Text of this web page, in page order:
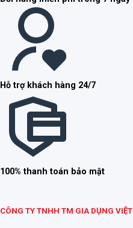
Hỗ trợ khách hàng 24/7
100% thanh toán bảo mật
CÔNG TY TNHH TM GIA DỤNG VIỆT